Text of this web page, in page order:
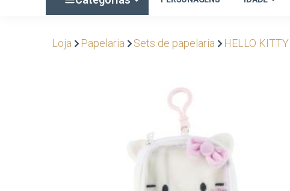
Loja Papelaria Sets de papelaria HELLO KITTY